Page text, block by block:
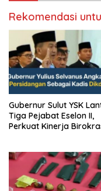
Rekomendasi
Gubernur Sulut YSK Lantik
Tiga Pejabat Eselon II,
Perkuat Kinerja